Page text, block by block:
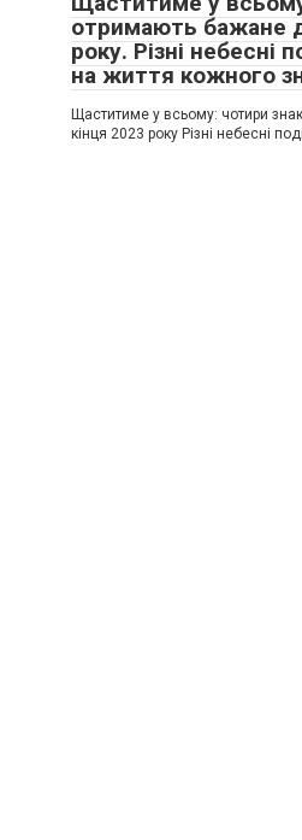
отримають бажане
року. Різні небесні
на життя кожного
Щаститиме у всьому: чотири
кінця 2023 року Різні небесні